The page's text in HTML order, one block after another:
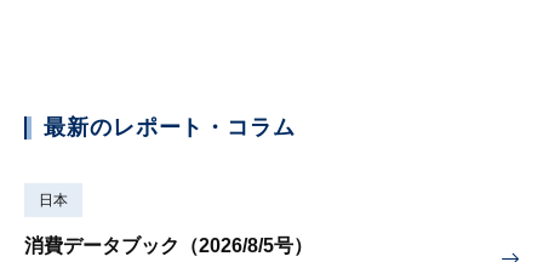
最新のレポート・コラム
日本
消費データブック（2026/8/5号）